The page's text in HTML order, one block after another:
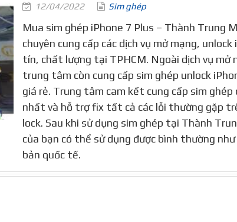
12/04/2022 Sim ghép
Mua sim ghép iPhone 7 Plus – Thành Trung
chuyên cung cấp các dịch vụ mở mạng, unlock
tín, chất lượng tại TPHCM. Ngoài dịch vụ mở
trung tâm còn cung cấp sim ghép unlock
giá rẻ. Trung tâm cam kết cung cấp sim
nhất và hỗ trợ fix tất cả các lỗi thường gặp
lock. Sau khi sử dụng sim ghép tại Thành
của bạn có thể sử dụng được bình thường
bản quốc tế.